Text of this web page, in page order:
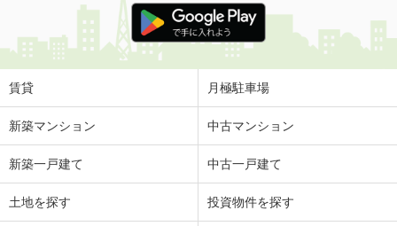
賃貸 月極駐車場
新築マンション 中古マンション
新築一戸建て 中古一戸建て
土地を探す 投資物件を探す